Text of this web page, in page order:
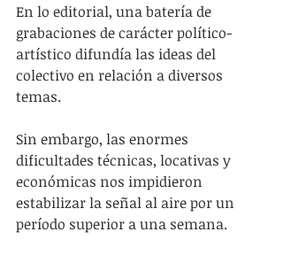
En lo editorial, una batería de
grabaciones de carácter político-
artístico difundía las ideas del
colectivo en relación a diversos
temas.
Sin embargo, las enormes
dificultades técnicas, locativas y
económicas nos impidieron
estabilizar la señal al aire por un
período superior a una semana.